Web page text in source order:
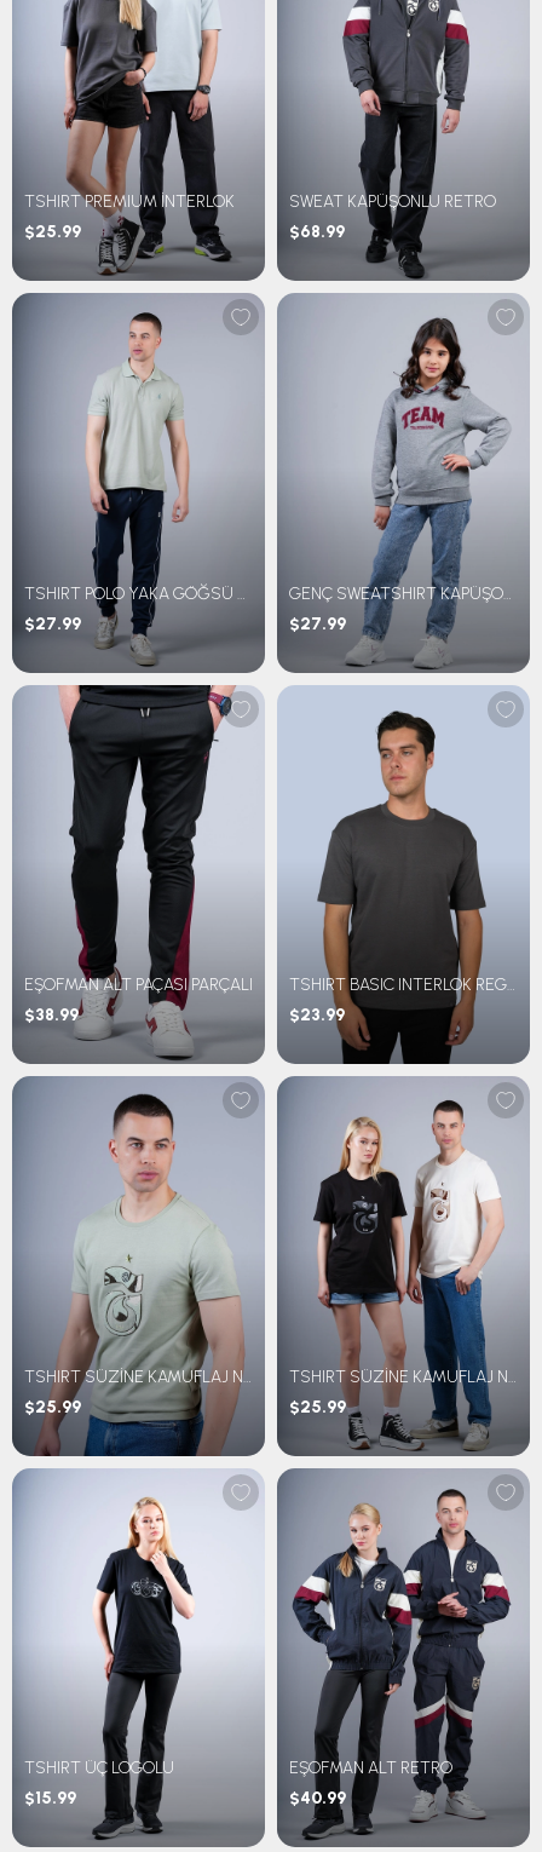
TSHIRT PREMIUM İNTERLOK
$25.99
SWEAT KAPÜŞONLU RETRO
$68.99
TSHIRT POLO YAKA GÖĞSÜ NAKIŞLI
$27.99
GENÇ SWEATSHIRT KAPÜŞONLU TEAM NAKIŞLI
$27.99
EŞOFMAN ALT PAÇASI PARÇALI
$38.99
TSHIRT BASIC INTERLOK REGULAR FİT
$23.99
TSHIRT SÜZİNE KAMUFLAJ NAKIŞLI
$25.99
TSHIRT SÜZİNE KAMUFLAJ NAKIŞLI
$25.99
TSHIRT ÜÇ LOGOLU
$15.99
EŞOFMAN ALT RETRO
$40.99